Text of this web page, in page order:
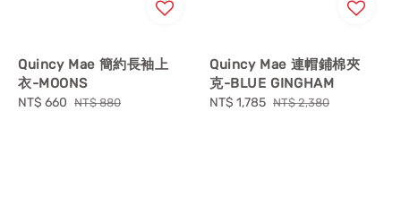
Quincy Mae 簡約長袖上
衣-MOONS
Sale
NT$ 660 Regular
NT$ 880
Quincy Mae 連帽鋪棉夾
克-BLUE GINGHAM
Sale
NT$ 1,785 Regular
NT$ 2,380